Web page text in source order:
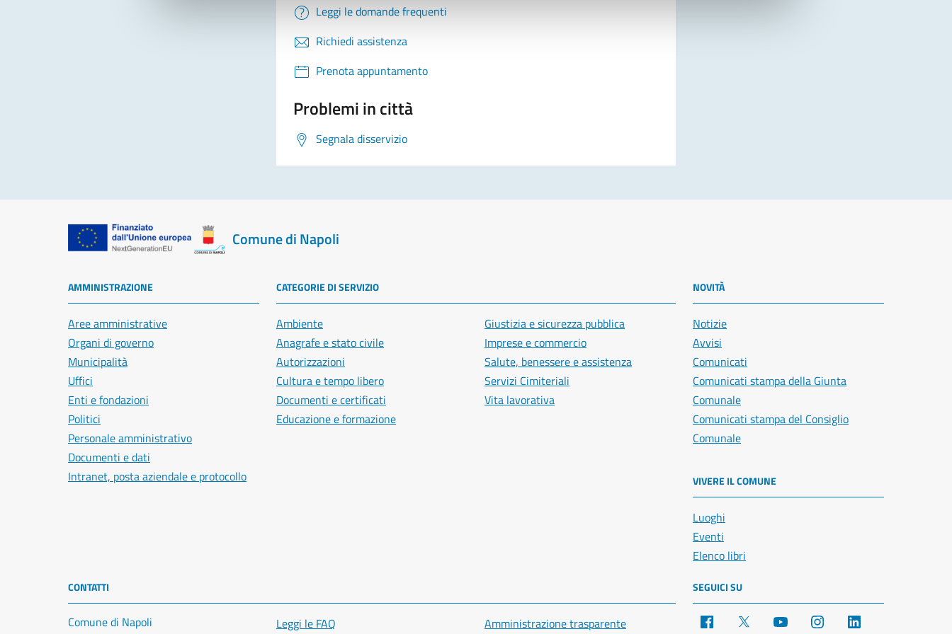
Leggi le domande frequenti
Richiedi assistenza
Prenota appuntamento
Problemi in città
Segnala disservizio
Comune di Napoli
AMMINISTRAZIONE
Aree amministrative
Organi di governo
Municipalità
Uffici
Enti e fondazioni
Politici
Personale amministrativo
Documenti e dati
Intranet, posta aziendale e protocollo
CATEGORIE DI SERVIZIO
Ambiente
Anagrafe e stato civile
Autorizzazioni
Cultura e tempo libero
Documenti e certificati
Educazione e formazione
Giustizia e sicurezza pubblica
Imprese e commercio
Salute, benessere e assistenza
Servizi Cimiteriali
Vita lavorativa
NOVITÀ
Notizie
Avvisi
Comunicati
Comunicati stampa della Giunta
Comunale
Comunicati stampa del Consiglio
Comunale
VIVERE IL COMUNE
Luoghi
Eventi
Elenco libri
CONTATTI
Comune di Napoli
Leggi le FAQ Amministrazione trasparente
SEGUICI SU
Facebook YouTube Instagram